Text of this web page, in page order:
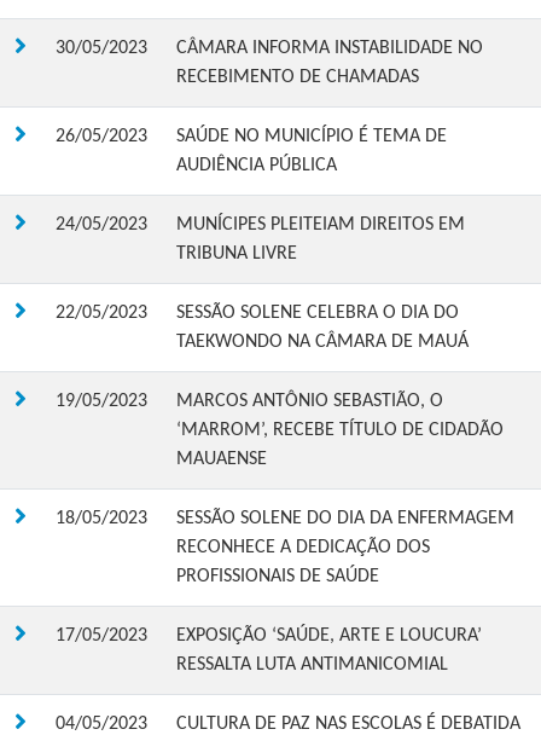
30/05/2023
CÂMARA INFORMA INSTABILIDADE NO
RECEBIMENTO DE CHAMADAS
26/05/2023
SAÚDE NO MUNICÍPIO É TEMA DE
AUDIÊNCIA PÚBLICA
24/05/2023
MUNÍCIPES PLEITEIAM DIREITOS EM
TRIBUNA LIVRE
22/05/2023
SESSÃO SOLENE CELEBRA O DIA DO
TAEKWONDO NA CÂMARA DE MAUÁ
19/05/2023
MARCOS ANTÔNIO SEBASTIÃO, O
‘MARROM’, RECEBE TÍTULO DE CIDADÃO
MAUAENSE
18/05/2023
SESSÃO SOLENE DO DIA DA ENFERMAGEM
RECONHECE A DEDICAÇÃO DOS
PROFISSIONAIS DE SAÚDE
17/05/2023
EXPOSIÇÃO ‘SAÚDE, ARTE E LOUCURA’
RESSALTA LUTA ANTIMANICOMIAL
04/05/2023
CULTURA DE PAZ NAS ESCOLAS É DEBATIDA